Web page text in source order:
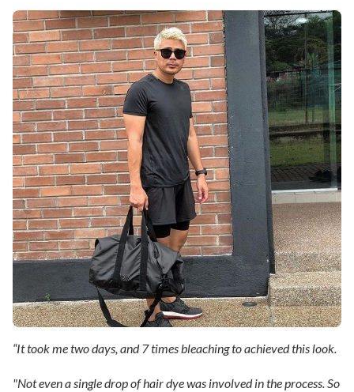
“It took me two days, and 7 times bleaching to achieved this look.
"Not even a single drop of hair dye was involved in the process. So